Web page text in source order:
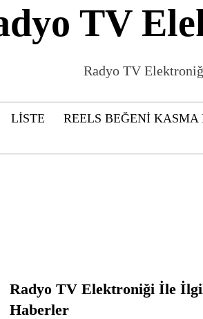
TV
Radyo TV
LISTE REELS BEĞENI
Radyo TV Elektroniği İle
Haberler